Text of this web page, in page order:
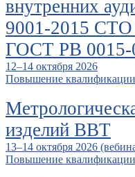
внутренних
9001-2015 СТО
ГОСТ РВ 0015-
12–14 октября 2026
Повышение квалификации
изделий ВВТ
13–14 октября 2026
Повышение квалификации